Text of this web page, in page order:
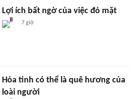
Lợi ích bất ngờ của việc đỏ mặt
7 giờ
Hỏa tinh có thể là quê hương của
loài người